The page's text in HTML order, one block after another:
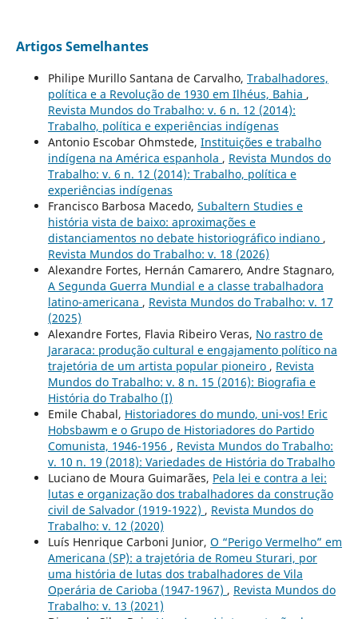
Artigos Semelhantes
Philipe Murillo Santana de Carvalho, Trabalhadores,
política e a Revolução de 1930 em Ilhéus, Bahia ,
Revista Mundos do Trabalho: v. 6 n. 12 (2014):
Trabalho, política e experiências indígenas
Antonio Escobar Ohmstede, Instituições e trabalho
indígena na América espanhola , Revista Mundos do
Trabalho: v. 6 n. 12 (2014): Trabalho, política e
experiências indígenas
Francisco Barbosa Macedo, Subaltern Studies e
história vista de baixo: aproximações e
distanciamentos no debate historiográfico indiano ,
Revista Mundos do Trabalho: v. 18 (2026)
Alexandre Fortes, Hernán Camarero, Andre Stagnaro,
A Segunda Guerra Mundial e a classe trabalhadora
latino-americana , Revista Mundos do Trabalho: v. 17
(2025)
Alexandre Fortes, Flavia Ribeiro Veras, No rastro de
Jararaca: produção cultural e engajamento político na
trajetória de um artista popular pioneiro , Revista
Mundos do Trabalho: v. 8 n. 15 (2016): Biografia e
História do Trabalho (I)
Emile Chabal, Historiadores do mundo, uni-vos! Eric
Hobsbawm e o Grupo de Historiadores do Partido
Comunista, 1946-1956 , Revista Mundos do Trabalho:
v. 10 n. 19 (2018): Variedades de História do Trabalho
Luciano de Moura Guimarães, Pela lei e contra a lei:
lutas e organização dos trabalhadores da construção
civil de Salvador (1919-1922) , Revista Mundos do
Trabalho: v. 12 (2020)
Luís Henrique Carboni Junior, O “Perigo Vermelho” em
Americana (SP): a trajetória de Romeu Sturari, por
uma história de lutas dos trabalhadores de Vila
Operária de Carioba (1947-1967) , Revista Mundos do
Trabalho: v. 13 (2021)